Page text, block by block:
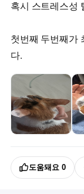
혹시 스트레스성
첫번째 두번째가
다.
도움돼요 0